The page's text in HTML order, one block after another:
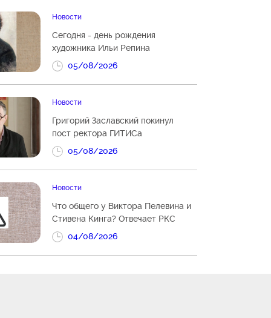
Новости
Сегодня - день рождения
художника Ильи Репина
05/08/2026
Новости
Григорий Заславский покинул
пост ректора ГИТИСа
05/08/2026
Новости
Что общего у Виктора Пелевина и
Стивена Кинга? Отвечает РКС
04/08/2026